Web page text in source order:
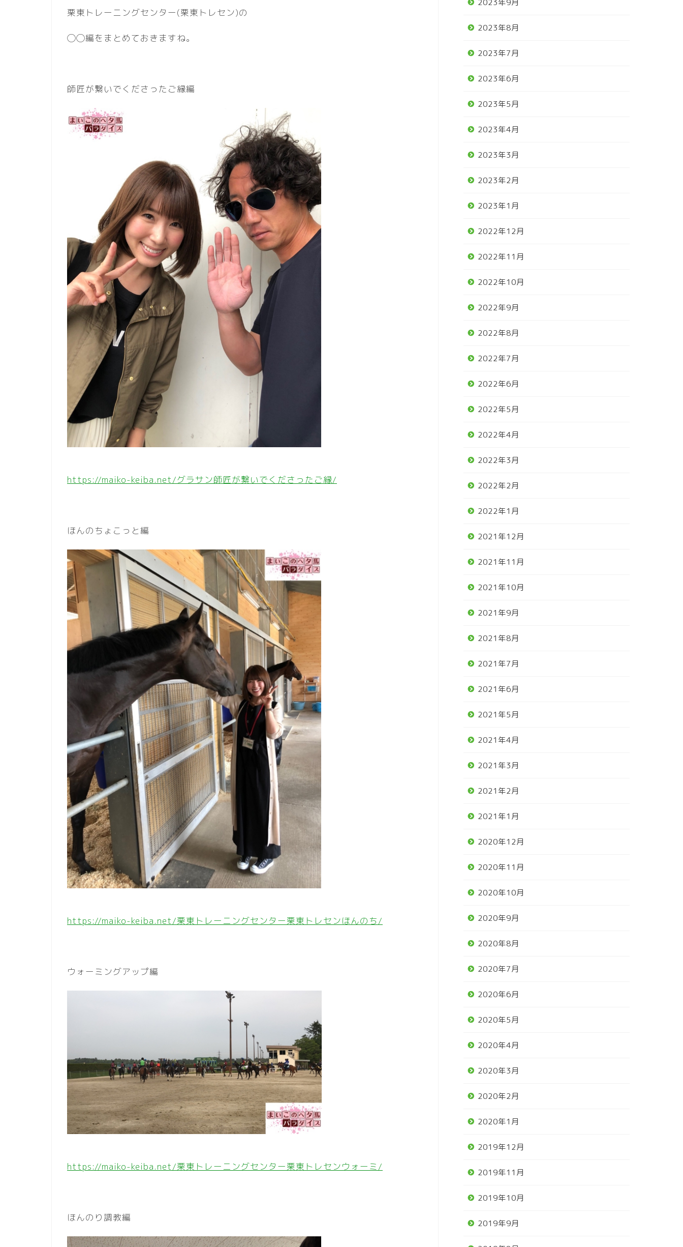
栗東トレーニングセンター(栗東トレセン)の
◯◯編をまとめておきますね。
師匠が繋いでくださったご縁編
https://maiko-keiba.net/グラサン師匠が繋いでくださったご縁/
ほんのちょこっと編
https://maiko-keiba.net/栗東トレーニングセンター栗東トレセンほんのち/
ウォーミングアップ編
https://maiko-keiba.net/栗東トレーニングセンター栗東トレセンウォーミ/
ほんのり調教編
2023年9月
2023年8月
2023年7月
2023年6月
2023年5月
2023年4月
2023年3月
2023年2月
2023年1月
2022年12月
2022年11月
2022年10月
2022年9月
2022年8月
2022年7月
2022年6月
2022年5月
2022年4月
2022年3月
2022年2月
2022年1月
2021年12月
2021年11月
2021年10月
2021年9月
2021年8月
2021年7月
2021年6月
2021年5月
2021年4月
2021年3月
2021年2月
2021年1月
2020年12月
2020年11月
2020年10月
2020年9月
2020年8月
2020年7月
2020年6月
2020年5月
2020年4月
2020年3月
2020年2月
2020年1月
2019年12月
2019年11月
2019年10月
2019年9月